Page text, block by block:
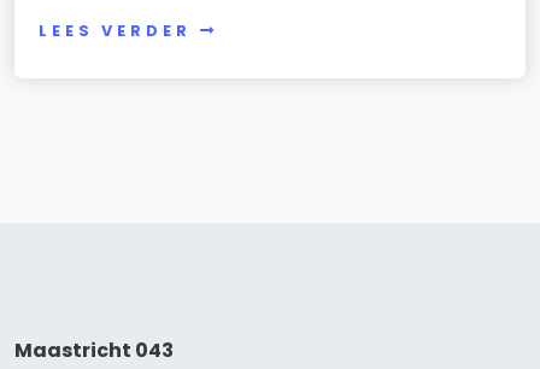
LEES VERDER
Maastricht 043